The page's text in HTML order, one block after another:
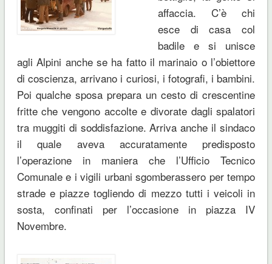
affaccia. C’è chi
esce di casa col
badile e si unisce
agli Alpini anche se ha fatto il marinaio o l’obiettore
di coscienza, arrivano i curiosi, i fotografi, i bambini.
Poi qualche sposa prepara un cesto di crescentine
fritte che vengono accolte e divorate dagli spalatori
tra muggiti di soddisfazione. Arriva anche il sindaco
il quale aveva accuratamente predisposto
l’operazione in maniera che l’Ufficio Tecnico
Comunale e i vigili urbani sgomberassero per tempo
strade e piazze togliendo di mezzo tutti i veicoli in
sosta, confinati per l’occasione in piazza IV
Novembre.